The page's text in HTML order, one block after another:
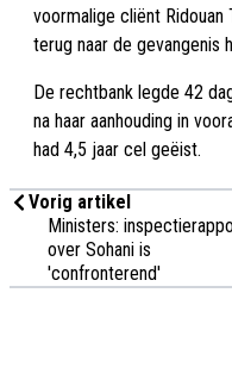
voormalige cliënt Ridouan
terug naar de gevangenis
De rechtbank legde 42
na haar aanhouding in
had 4,5 jaar cel geëist.
Vorig artikel
Ministers:
over Sohani is
'confronterend'